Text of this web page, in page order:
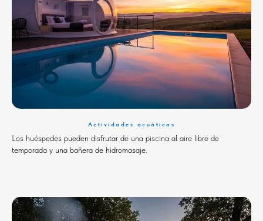
Actividades acuáticas
Los huéspedes pueden disfrutar de una piscina al aire libre de
temporada y una bañera de hidromasaje.